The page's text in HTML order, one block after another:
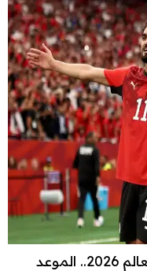
مباراة مصر وأستراليا في كأس العالم 2026.. الموعد